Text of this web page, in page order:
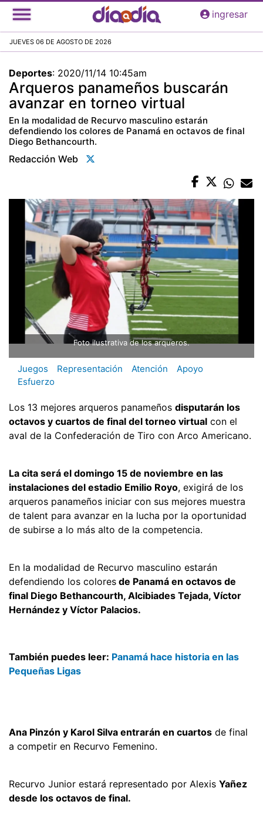
Pasar
al
principal
ingresar
JUEVES 06 DE AGOSTO DE 2026
Deportes: 2020/11/14 10:45am
Arqueros panameños buscarán
avanzar en torneo virtual
En la modalidad de Recurvo masculino estarán
defendiendo los colores de Panamá en octavos de final
Diego Bethancourth.
Redacción Web
Foto ilustrativa de los arqueros.
Juegos Representación Atención
Apoyo
Esfuerzo
Los 13 mejores arqueros panameños disputarán los
octavos y cuartos de final del torneo virtual con el
aval de la Confederación de Tiro con Arco Americano.
La cita será el domingo 15 de noviembre en las
instalaciones del estadio Emilio Royo, exigirá de los
arqueros panameños iniciar con sus mejores muestra
de talent para avanzar en la lucha por la oportunidad
de subirse a lo más alto de la competencia.
En la modalidad de Recurvo masculino estarán
defendiendo los colores de Panamá en octavos de
final Diego Bethancourth, Alcibiades Tejada, Víctor
Hernández y Víctor Palacios.
También puedes leer: Panamá hace historia en las
Pequeñas Ligas
Ana Pinzón y Karol Silva entrarán en cuartos de final
a competir en Recurvo Femenino.
Recurvo Junior estará representado por Alexis Yañez
desde los octavos de final.